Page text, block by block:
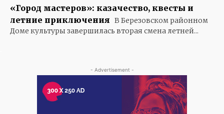
«Город мастеров»: казачество, квесты и
летние приключения В Березовском районном
Доме культуры завершилась вторая смена летней...
- Advertisement -